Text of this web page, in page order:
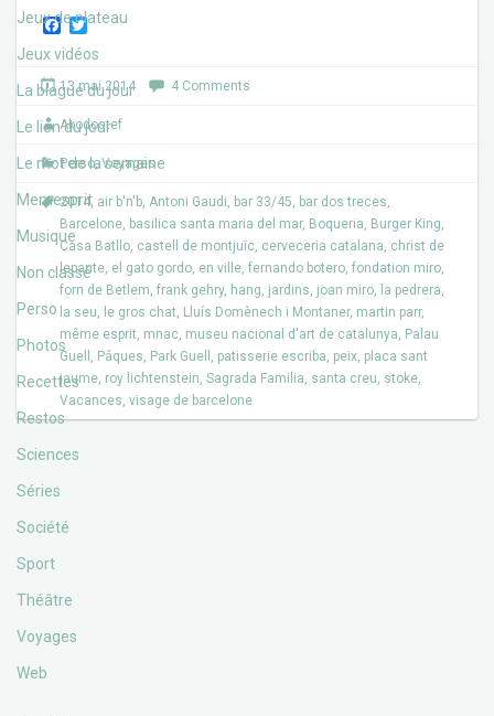
Jeux de plateau
Jeux vidéos
La blague du jour
Le lien du jour
Le mot de la semaine
Memesprit
Musique
Non classé
Perso
Photos
Recettes
Restos
Sciences
Séries
Société
Sport
Théâtre
Voyages
Web
F
c
e
b
o
T
i
t
r
13 mai 2014 4 Comments
Akodostef
Perso,Voyages
2014, air b'n'b, Antoni Gaudi, bar 33/45, bar dos treces,
Barcelone, basilica santa maria del mar, Boqueria, Burger King,
Casa Batllo, castell de montjuïc, cerveceria catalana, christ de
lepante, el gato gordo, en ville, fernando botero, fondation miro,
forn de Betlem, frank gehry, hang, jardins, joan miro, la pedrera,
la seu, le gros chat, Lluís Domènech i Montaner, martin parr,
même esprit, mnac, museu nacional d'art de catalunya, Palau
Guell , Pâques, Park Guell , patisserie escriba, peix, placa sant
jaume, roy lichtenstein, Sagrada Familia, santa creu, stoke,
Vacances, visage de barcelone